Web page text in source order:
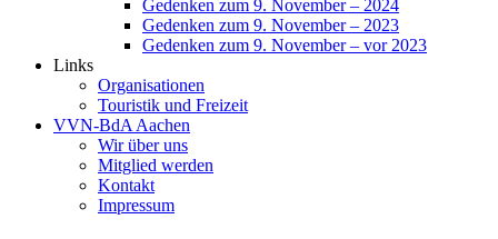
Gedenken zum 9. November – 2024
Gedenken zum 9. November – 2023
Gedenken zum 9. November – vor 2023
Links
Organisationen
Touristik und Freizeit
VVN-BdA Aachen
Wir über uns
Mitglied werden
Kontakt
Impressum